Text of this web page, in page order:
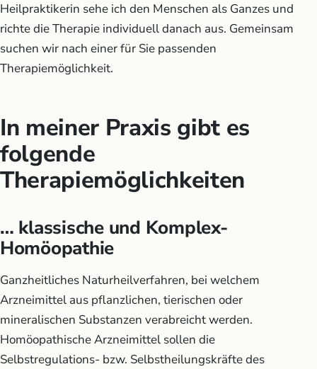
Heilpraktikerin sehe ich den Menschen als Ganzes und
richte die Therapie individuell danach aus. Gemeinsam
suchen wir nach einer für Sie passenden
Therapiemöglichkeit.
In meiner Praxis gibt es
folgende
Therapiemöglichkeiten
… klassische und Komplex-
Homöopathie
Ganzheitliches Naturheilverfahren, bei welchem
Arzneimittel aus pflanzlichen, tierischen oder
mineralischen Substanzen verabreicht werden.
Homöopathische Arzneimittel sollen die
Selbstregulations- bzw. Selbstheilungskräfte des